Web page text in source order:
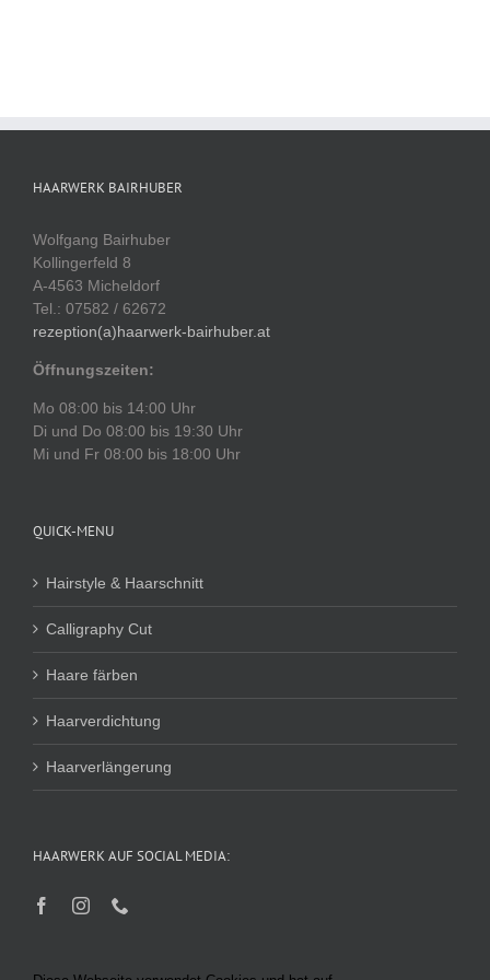
HAARWERK BAIRHUBER
Wolfgang Bairhuber
Kollingerfeld 8
A-4563 Micheldorf
Tel.: 07582 / 62672
rezeption(a)haarwerk-bairhuber.at
Öffnungszeiten:
Mo 08:00 bis 14:00 Uhr
Di und Do 08:00 bis 19:30 Uhr
Mi und Fr 08:00 bis 18:00 Uhr
QUICK-MENU
Hairstyle & Haarschnitt
Calligraphy Cut
Haare färben
Haarverdichtung
Haarverlängerung
HAARWERK AUF SOCIAL MEDIA: